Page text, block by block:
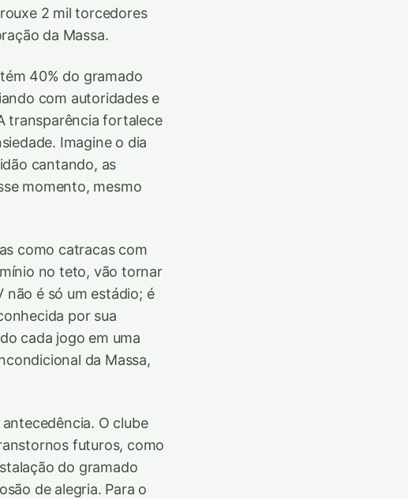
2 mil torcedores
da Massa.
40% do gramado
com autoridades e
transparência fortalece
Imagine o dia
cantando, as
momento, mesmo
como catracas com
no teto, vão tornar
não é só um estádio; é
por sua
cada jogo em uma
da Massa,
O clube
futuros, como
do gramado
de alegria. Para o